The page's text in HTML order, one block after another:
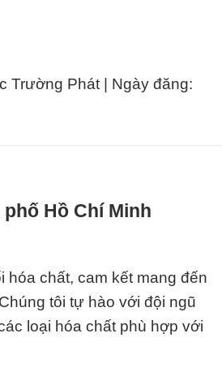
Trường Phát | Ngày đăng:
Hồ Chí Minh
chất, cam kết mang đến
tôi tự hào với đội ngũ
loại hóa chất phù hợp với